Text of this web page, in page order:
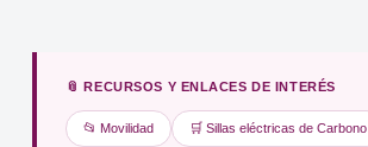
📎 RECURSOS Y ENLACES DE INTERÉS
📂 Movilidad 🛒 Sillas eléctricas de Carbono